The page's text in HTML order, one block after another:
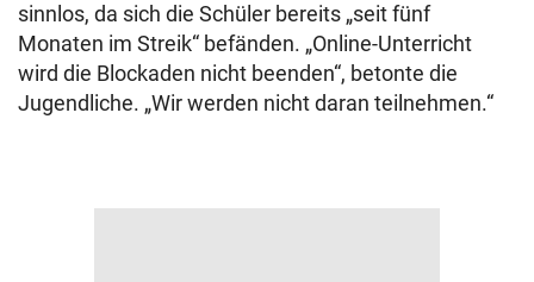
sinnlos, da sich die Schüler bereits „seit fünf
Monaten im Streik“ befänden. „Online-Unterricht
wird die Blockaden nicht beenden“, betonte die
Jugendliche. „Wir werden nicht daran teilnehmen.“